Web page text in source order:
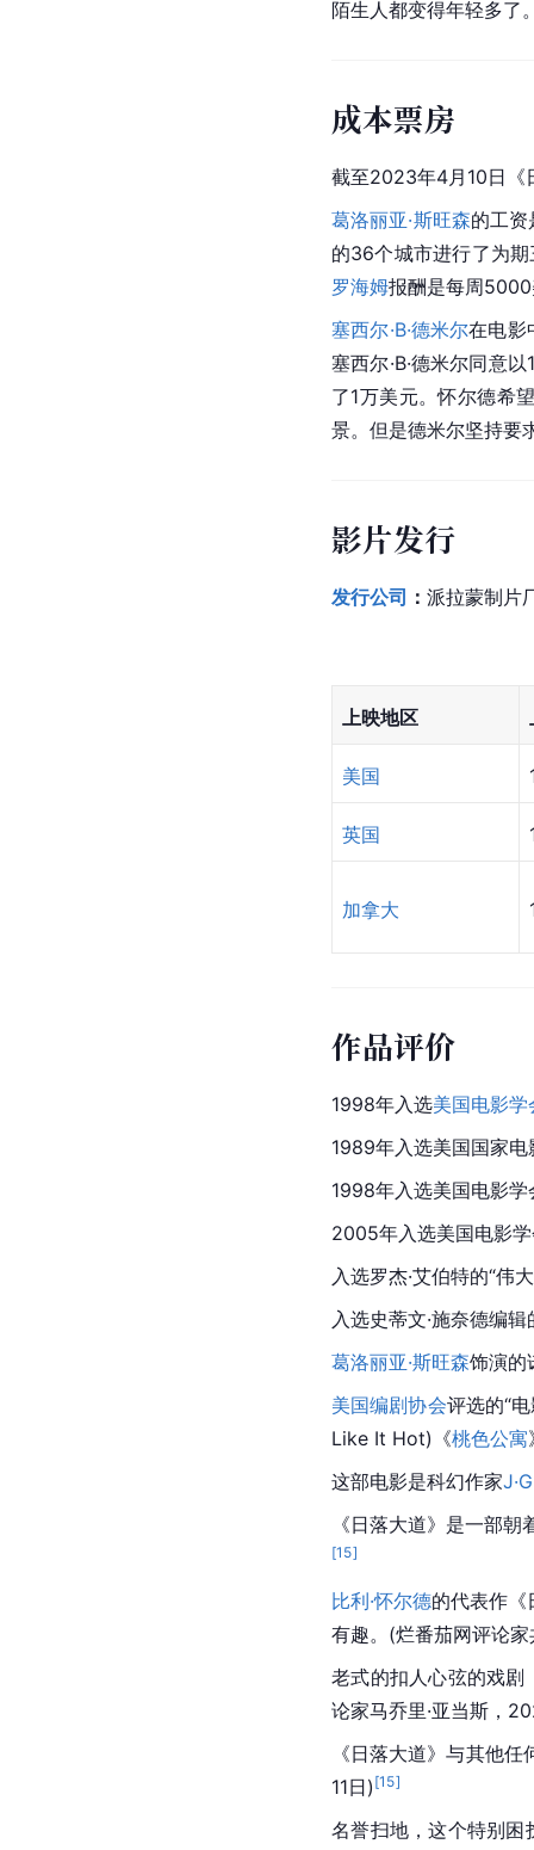
陌生人都变得年轻多了
成本票房
截至2023年4月10日《
葛洛丽亚·斯旺森的工
的36个城市进行了为
罗海姆报酬是每周
塞西尔·B·德米尔在电影
塞西尔·B·德米尔同意
了1万美元。怀尔德希
景。但是德米尔坚持要
影片发行
发行公司 ： 派拉蒙制片
上映地区
美国
英国
加拿大
作品评价
1998年入选美国电影学
1989年入选美国国家
1998年入选美国电影
2005年入选美国电影
入选罗杰·艾伯特的“伟
入选史蒂文·施奈德编
葛洛丽亚·斯旺森饰演的
美国编剧协会评选的“
Like It Hot)《桃色公寓
这部电影是科幻作家
《日落大道》是一部
[15]
比利·怀尔德的代表作《
有趣。(烂番茄网评论
老式的扣人心弦的戏剧
论家马乔里·亚当斯，
《日落大道》与其他
11日) [15]
名誉扫地，这个特别困